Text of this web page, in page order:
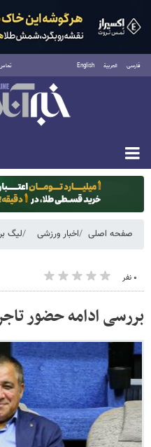
فارسی العربية English تماس
یکشنبه ۱۸ مرداد ۱۴۰۵
صفحه اصلی اخبار ورزشی لیگ
۰ نفر
بررسی ادامه حضور